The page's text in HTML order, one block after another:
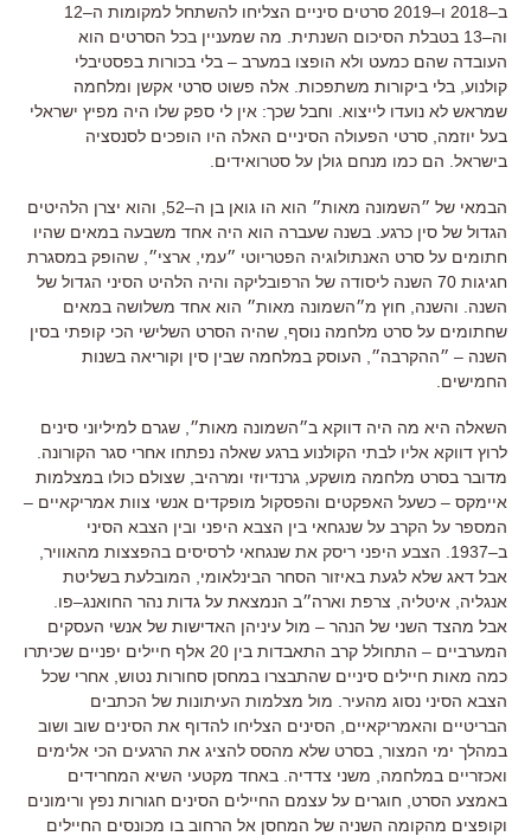
ב–
2018 ו–
2019 סרטים סיניים הצליחו להשתחל למקומות ה–
12
וה–
13 בטבלת הסיכום השנתית מה שמעניין בכל הסרטים הוא
העובדה שהם כמעט ולא הופצו במערב – בלי בכורות בפסטיבלי
קולנוע בלי ביקורות משתפכות אלה פשוט סרטי אקשן ומלחמה
שמראש לא נועדו לייצוא וחבל שכך: אין לי ספק שלו היה מפיץ ישראלי
בעל יוזמה סרטי הפעולה הסיניים האלה היו הופכים לסנסציה
בישראל הם כמו מנחם גולן על סטרואידים
הבמאי של ״השמונה מאות״ הוא הו גואן בן ה–
52 והוא יצרן הלהיטים
הגדול של סין כרגע בשנה שעברה הוא היה אחד משבעה במאים שהיו
חתומים על סרט האנתולוגיה הפטריוטי ״עמי
ארצי״ שהופק במסגרת
חגיגות 70 השנה ליסודה של הרפובליקה והיה הלהיט הסיני הגדול של
השנה
והשנה
חוץ מ״השמונה מאות״ הוא אחד משלושה במאים
שחתומים על סרט מלחמה נוסף שהיה הסרט השלישי הכי קופתי בסין
השנה – ״ההקרבה״
העוסק במלחמה שבין סין וקוריאה בשנות
החמישים
השאלה היא מה היה דווקא ב״השמונה מאות״ שגרם למיליוני סינים
לרוץ דווקא אליו לבתי הקולנוע ברגע שאלה נפתחו אחרי סגר הקורונה
מדובר בסרט מלחמה מושקע גרנדיוזי ומרהיב, שצולם כולו במצלמות
איימקס – כשעל האפקטים והפסקול מופקדים אנשי צוות אמריקאיים –
המספר על הקרב על שנגחאי בין הצבא היפני ובין הצבא הסיני
ב–
1937 הצבע היפני ריסק את שנגחאי לרסיסים בהפצצות מהאוויר
אבל דאג שלא לגעת באיזור הסחר הבינלאומי
המובלעת בשליטת
אנגליה
איטליה צרפת וארה״ב הנמצאת על גדות נהר החואנג–פו
אבל מהצד השני של הנהר – מול עיניהן האדישות של אנשי העסקים
המערביים – התחולל קרב התאבדות בין 20 אלף חיילים יפניים שכיתרו
כמה מאות חיילים סיניים שהתבצרו במחסן סחורות נטוש אחרי שכל
הצבא הסיני נסוג מהעיר מול מצלמות העיתונות של הכתבים
הבריטיים והאמריקאיים
הסינים הצליחו להדוף את הסינים שוב ושוב
במהלך ימי המצור בסרט שלא מהסס להציג את הרגעים הכי אלימים
ואכזריים במלחמה
משני צדדיה באחד מקטעי השיא המחרידים
באמצע הסרט
חוגרים על עצמם החיילים הסינים חגורות נפץ ורימונים
וקופצים מהקומה השניה של המחסן אל הרחוב בו מכונסים החיילים